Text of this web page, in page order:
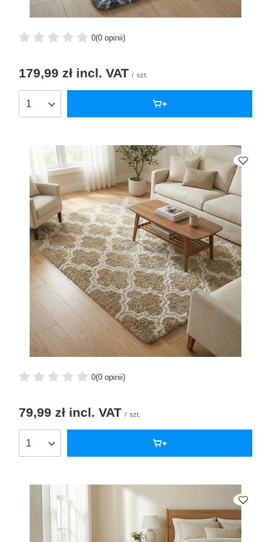
0(0 opinii)
179,99 zł incl. VAT / szt.
0(0 opinii)
79,99 zł incl. VAT / szt.